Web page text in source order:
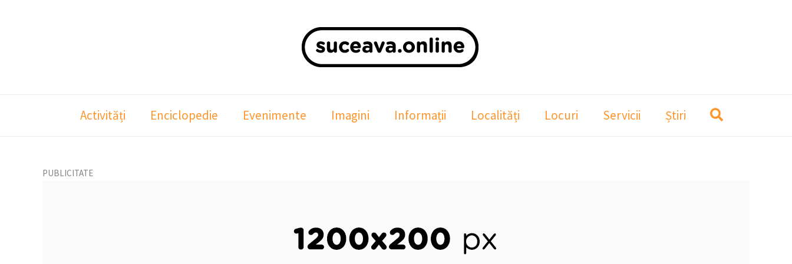
Activități Enciclopedie Evenimente Imagini Informații Localități Locuri Servicii Știri
PUBLICITATE